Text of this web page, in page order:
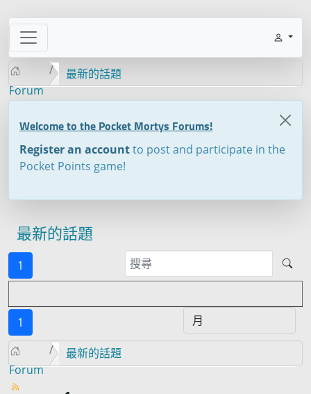
Forum
最新的話題
Welcome to the Pocket Mortys Forums!
Register an accountto post and participate in the
Pocket Points game!
最新的話題
1
1
Forum
最新的話題